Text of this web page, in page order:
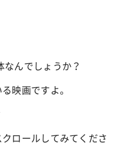
んでしょうか？
映画ですよ。
ロールしてみてくださ